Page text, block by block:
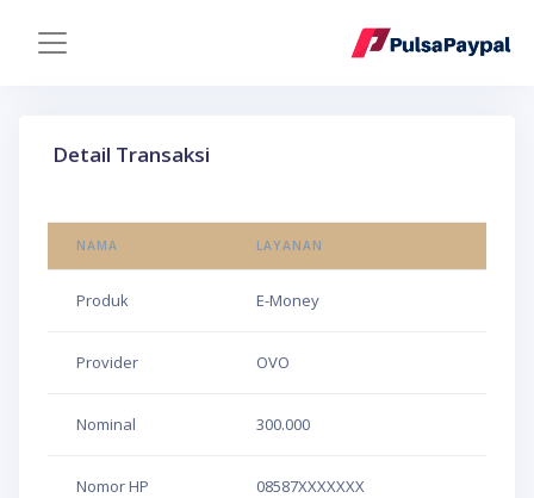
Detail Transaksi
NAMA LAYANAN
Produk E-Money
Provider OVO
Nominal 300.000
Nomor HP 08587XXXXXXX